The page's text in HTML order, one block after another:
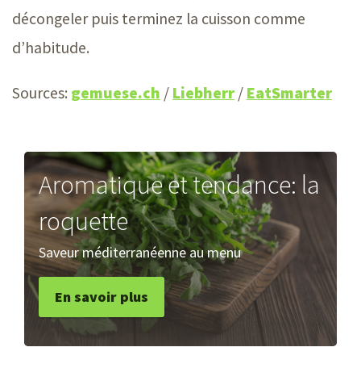
décongeler puis terminez la cuisson comme
d’habitude.
Sources: gemuese.ch / Liebherr / EatSmarter
Aromatique et tendance: la
roquette
Saveur méditerranéenne au menu
En savoir plus